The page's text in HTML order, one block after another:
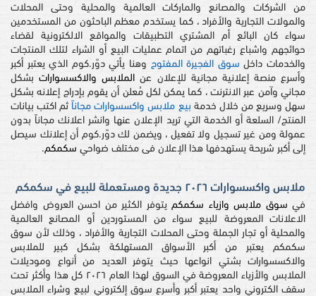
من الشركات والمصانع والماركات العالمية والمحلية وحتى المحلات
والمولات التجارية والأفراد ، كما يستخدم معظم الباحثون من المستخدمين
سواء كان البائع أم المشتري التطبيقات والمواقع الالكترونية لقضاء
حوائجهم واشباع رغباتهم من اتمام عمليات البيع أو الشراء لتلك المنتجات
والخدمات داخل سوق الفجيرة المفتوح وهنا يأتي دوّر.كوم الذي يعتبر أكبر
وأسرع منصة إعلانية مجانية للإعلان عن
الملابس والاكسسواراتبشكل
مجاني وآمن عبر الانترنت ، كما يمكن لكل مُعلن أن يقوم بإدراج إعلانه بشكل
سهل وسريع من خلال خدمة بيع ملابس واكسسوارات مجاناً ثم اكتب بيانات
المنتج/ السلعة أو الخدمة التي تريد الإعلان عنها وانشر اعلانك مجاناً بدون
عمولة ومن غير تسجيل ولا تفعيل ، ويضمن لك دوّر.كوم أن إعلانك سيصل
إلى أكبر شريحة يستهدفها هذا الإعلان فى مختلف ضواحي سكمكم.
ملابس واكسسوارات ٢٠٢٦ جديدة ومستعملة للبيع في سكمكم
في سوق ملابس وازياء سكمكم يتوفر الكثير من احسن العروض وافضل
الاعلانات المعروضة للبيع سواء من المستوردين أو المصانع العالمية
والمحلية أو تجار الجملة وحتى المحلات التجارية والأفراد ، وذلك لأن سوق
سكمكم يعتبر من أكبر الأسواق المستهلكة بشكل كبير للملابس
والاكسسوارات بشتي انواعها حيث يتوفر العديد من أنواع وموديلات
الملابس والأزياء المعروضة في السوق لهذا العام ٢٠٢٦ كل هذا وأكثر تحت
سقف الكتروني واحد يعتبر أكبر وأسرع سوق إلكتروني لبيع وشراء الملابس